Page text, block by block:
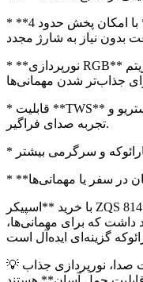
* **باتری لیتیومی 1800 میلی‌آمپر ساعتی** با امکان پخش حدود 4
* **نورپردازی RGB** با افکت‌های رقص نور هماهنگ با ریتم
* قابلیت **TWS** برای اتصال دو اسپیکر به صورت استریو و
تجربه صدای فراگیر.
با خرید **اسپیکر ZQS 8147** شما یک سیستم صوتی **قابل
که برای مهمانی‌ها،
💡 مناسب برای کسانی که به دنبال **کیفیت صدا، نورپردازی جذاب